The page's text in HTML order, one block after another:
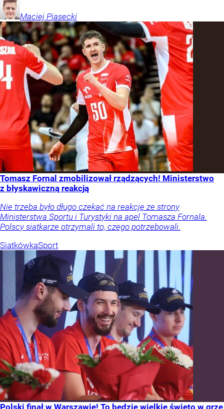
Maciej Piasecki
Tomasz Fornal zmobilizował rządzących! Ministerstwo
z błyskawiczną reakcją
Nie trzeba było długo czekać na reakcję ze strony
Ministerstwa Sportu i Turystyki na apel Tomasza Fornala.
Polscy siatkarze otrzymali to, czego potrzebowali.
SiatkówkaSport
Polski finał w Warszawie! To będzie wielkie święto w grze